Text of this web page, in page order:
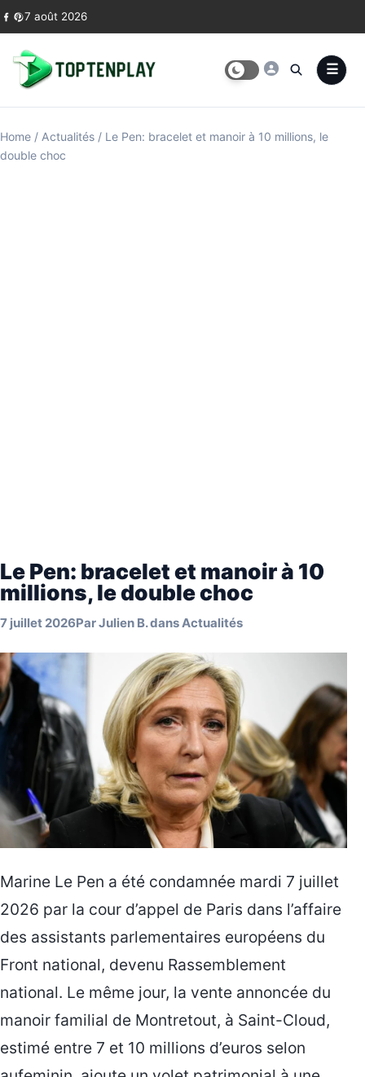
Skip to content
7 août 2026
Home / Actualités / Le Pen: bracelet et manoir à 10 millions, le
double choc
Le Pen: bracelet et manoir à 10
millions, le double choc
7 juillet 2026ParJulien B.dansActualités
Marine Le Pen a été condamnée mardi 7 juillet
2026 par la cour d’appel de Paris dans l’affaire
des assistants parlementaires européens du
Front national, devenu Rassemblement
national. Le même jour, la vente annoncée du
manoir familial de Montretout, à Saint-Cloud,
estimé entre 7 et 10 millions d’euros selon